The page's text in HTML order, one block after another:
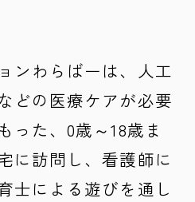
ンわらばーは、人工
どの医療ケアが必要
った、0歳～18歳ま
に訪問し、看護師に
士による遊びを通し